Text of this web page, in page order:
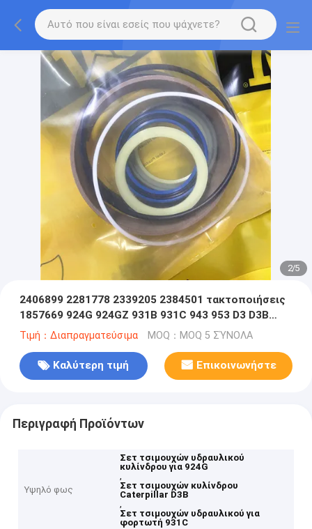
2/5
2406899 2281778 2339205 2384501 τακτοποιήσεις
1857669 924G 924GZ 931B 931C 943 953 D3 D3B
1857674 7X2766
Τιμή：Διαπραγματεύσιμα MOQ：MOQ 5 ΣΎΝΟΛΑ
Καλύτερη τιμή Επικοινωνήστε
Περιγραφή Προϊόντων
Υψηλό φως
Σετ τσιμουχών υδραυλικού
κυλίνδρου για 924G
,
Σετ τσιμουχών κυλίνδρου
Caterpillar D3B
,
Σετ τσιμουχών υδραυλικού για
φορτωτή 931C